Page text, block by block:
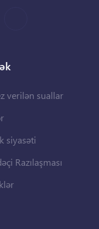
verilən suallar
siyasəti
Razılaşması